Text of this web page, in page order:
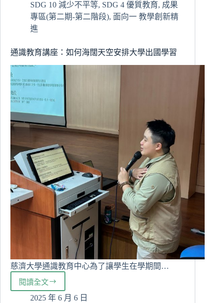
木
舟
模
製
習
SDG 10 減少不平等, SDG 4 優質教育, 成果
專區(第二期-第二階段), 面向一 教學創新精
進
通識教育講座：如何海闊天空安排大學出國學習
慈濟大學通識教育中心為了讓學生在學期間…
閱讀全文
通
識
2025 年 6 月 6 日